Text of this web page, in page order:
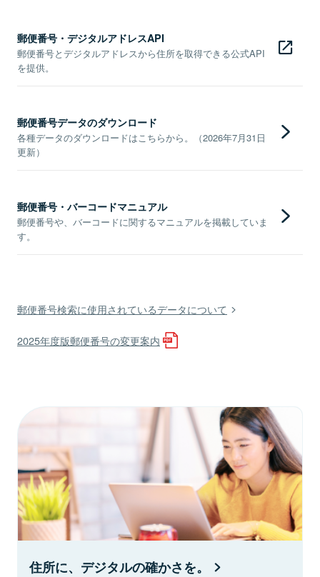
郵便番号・デジタルアドレスAPI
郵便番号とデジタルアドレスから住所を取得できる公式API
を提供。
郵便番号データのダウンロード
各種データのダウンロードはこちらから。（2026年7月31日
更新）
郵便番号・バーコードマニュアル
郵便番号や、バーコードに関するマニュアルを掲載していま
す。
郵便番号検索に使用されているデータについて
2025年度版郵便番号の変更案内
住所に、デジタルの確かさを。